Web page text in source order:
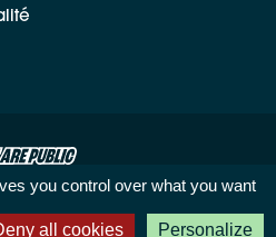
Agenda
you control over what you want
all cookies Personalize